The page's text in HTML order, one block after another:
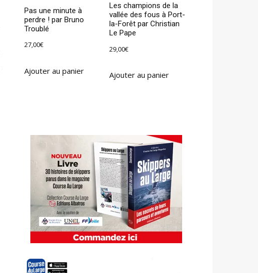
Pas une minute à
perdre ! par Bruno
Troublé
27,00€
Ajouter au panier
Les champions de la
vallée des fous à Port-
la-Forêt par Christian
Le Pape
29,00€
Ajouter au panier